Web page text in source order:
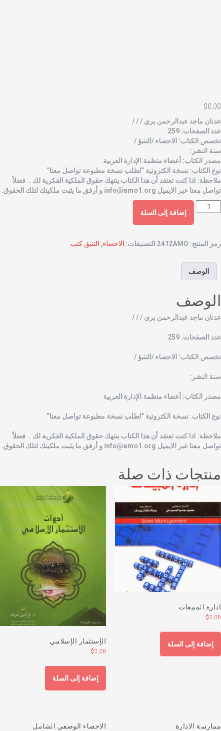
$
ﻣﺎﺟﺪ ﻋﺒﺪاﻟﺮﺣﻤﻦ ﺑﺮي / / /
الصفحات: 259
الكتاب: الاحصاء /التنبؤ /
النشر:
الكتاب: أعضاء منظمة الإدارة العربية
الكتاب: نسخة الكترونية “لطلب نسخة مطبوعة تواصل معنا”
اذا كنت تعتقد أن هذا الكتاب ينتهك حقوق الملكية الفكرية لك .. فضلاً
معنا عبر الايميل info@amo1.orgو أرفق ما يثبت ملكيتك لتلك الحقوق.
إضافة إلى السلة
المنتج: 2412AMO التصنيفات: الاحصاء, التنبؤ,كتب
الوصف
ﻣﺎﺟﺪ ﻋﺒﺪاﻟﺮﺣﻤﻦ ﺑﺮي / / /
الصفحات: 259
الكتاب: الاحصاء /التنبؤ /
النشر:
الكتاب: أعضاء منظمة الإدارة العربية
الكتاب: نسخة الكترونية “لطلب نسخة مطبوعة تواصل معنا”
اذا كنت تعتقد أن هذا الكتاب ينتهك حقوق الملكية الفكرية لك .. فضلاً
معنا عبر الايميل info@amo1.orgو أرفق ما يثبت ملكيتك لتلك الحقوق.
ذات صلة
المبيعات
$
إضافة إلى السلة الإستثمار الإسلامي
$0.00
إضافة إلى السلة
الادارة الاحصاء الوصفي الشامل